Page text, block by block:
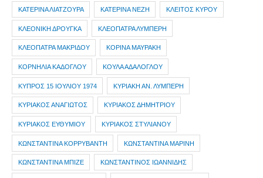
ΚΑΤΕΡΙΝΑ ΛΙΑΤΖΟΥΡΑ ΚΑΤΕΡΙΝΑ ΝΕΖΗ ΚΛΕΙΤΟΣ ΚΥΡΟΥ
ΚΛΕΟΝΙΚΗ ΔΡΟΥΓΚΑ ΚΛΕΟΠΑΤΡΑ ΛΥΜΠΕΡΗ
ΚΛΕΟΠΑΤΡΑ ΜΑΚΡΙΔΟΥ ΚΟΡΙΝΑ ΜΑΥΡΑΚΗ
ΚΟΡΝΗΛΙΑ ΚΑΔΟΓΛΟΥ ΚΟΥΛΑ ΑΔΑΛΟΓΛΟΥ
ΚΥΠΡΟΣ 15 ΙΟΥΛΙΟΥ 1974 ΚΥΡΙΑΚΗ ΑΝ. ΛΥΜΠΕΡΗ
ΚΥΡΙΑΚΟΣ ΑΝΑΓΙΩΤΟΣ ΚΥΡΙΑΚΟΣ ΔΗΜΗΤΡΙΟΥ
ΚΥΡΙΑΚΟΣ ΕΥΘΥΜΙΟΥ ΚΥΡΙΑΚΟΣ ΣΤΥΛΙΑΝΟΥ
ΚΩΝΣΤΑΝΤΙΝΑ ΚΟΡΡΥΒΑΝΤΗ ΚΩΝΣΤΑΝΤΙΝΑ ΜΑΡΙΝΗ
ΚΩΝΣΤΑΝΤΙΝΑ ΜΠΙΖΕ ΚΩΝΣΤΑΝΤΙΝΟΣ ΙΩΑΝΝΙΔΗΣ